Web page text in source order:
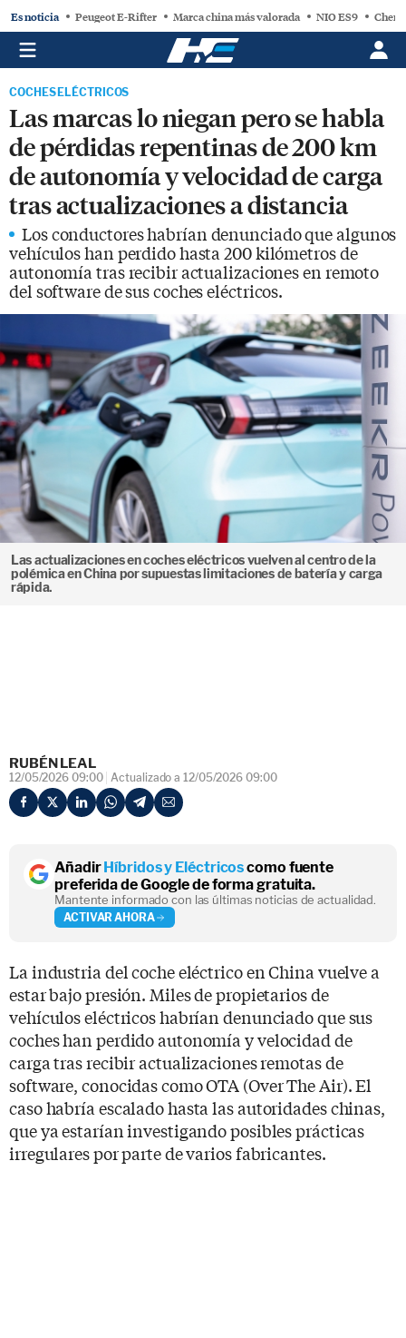
Es noticia Peugeot E-Rifter Marca china más valorada NIO ES9 Chery
COCHES ELÉCTRICOS
Las marcas lo niegan pero se habla
de pérdidas repentinas de 200 km
de autonomía y velocidad de carga
tras actualizaciones a distancia
Los conductores habrían denunciado que algunos
vehículos han perdido hasta 200 kilómetros de
autonomía tras recibir actualizaciones en remoto
del software de sus coches eléctricos.
Las actualizaciones en coches eléctricos vuelven al centro de la
polémica en China por supuestas limitaciones de batería y carga
rápida.
RUBÉN LEAL
12/05/2026 09:00 Actualizado a 12/05/2026 09:00
AñadirHíbridos y Eléctricoscomo fuente
preferida de Google de forma gratuita.
Mantente informado con las últimas noticias de actualidad.
ACTIVAR AHORA
La industria del coche eléctrico en China vuelve a
estar bajo presión. Miles de propietarios de
vehículos eléctricos habrían denunciado que sus
coches han perdido autonomía y velocidad de
carga tras recibir actualizaciones remotas de
software, conocidas como OTA (Over The Air). El
caso habría escalado hasta las autoridades chinas,
que ya estarían investigando posibles prácticas
irregulares por parte de varios fabricantes.